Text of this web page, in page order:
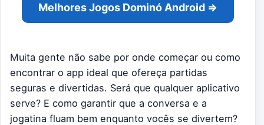
Melhores Jogos Dominó Android ⇒
Muita gente não sabe por onde começar ou como
encontrar o app ideal que ofereça partidas
seguras e divertidas. Será que qualquer aplicativo
serve? E como garantir que a conversa e a
jogatina fluam bem enquanto vocês se divertem?